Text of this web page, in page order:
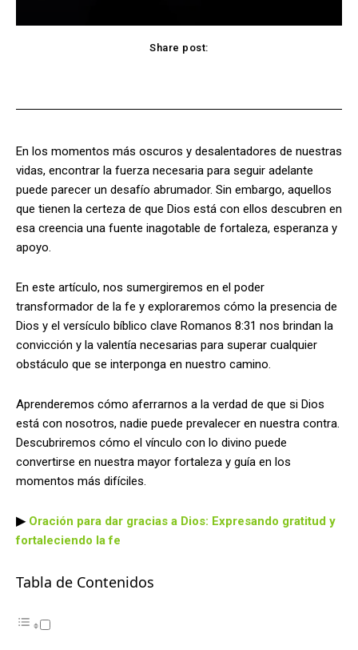
Share post:
En los momentos más oscuros y desalentadores de nuestras
vidas, encontrar la fuerza necesaria para seguir adelante
puede parecer un desafío abrumador. Sin embargo, aquellos
que tienen la certeza de que Dios está con ellos descubren en
esa creencia una fuente inagotable de fortaleza, esperanza y
apoyo.
En este artículo, nos sumergiremos en el poder
transformador de la fe y exploraremos cómo la presencia de
Dios y el versículo bíblico clave Romanos 8:31 nos brindan la
convicción y la valentía necesarias para superar cualquier
obstáculo que se interponga en nuestro camino.
Aprenderemos cómo aferrarnos a la verdad de que si Dios
está con nosotros, nadie puede prevalecer en nuestra contra.
Descubriremos cómo el vínculo con lo divino puede
convertirse en nuestra mayor fortaleza y guía en los
momentos más difíciles.
▶ Oración para dar gracias a Dios: Expresando gratitud y
fortaleciendo la fe
Tabla de Contenidos